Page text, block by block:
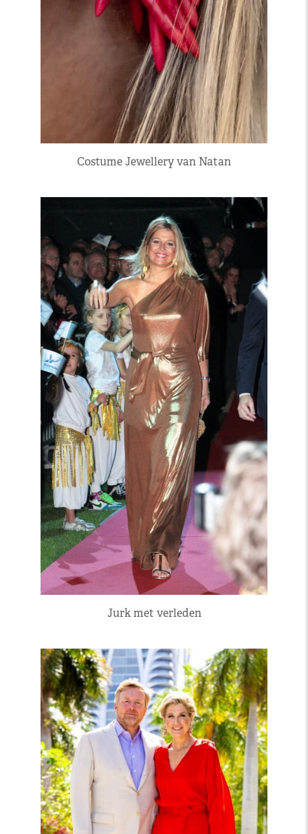
Costume Jewellery van Natan
Jurk met verleden